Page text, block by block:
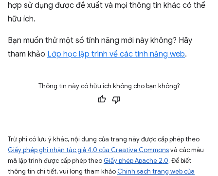
hợp sử dụng được đề xuất và mọi thông tin khác có thể
hữu ích.
Bạn muốn thử một số tính năng mới này không? Hãy
tham khảo Lớp học lập trình về các tính năng web.
Thông tin này có hữu ích không cho bạn không?
Trừ phi có lưu ý khác, nội dung của trang này được cấp phép theo
Giấy phép ghi nhận tác giả 4.0 của Creative Commonsvà các mẫu
mã lập trình được cấp phép theo Giấy phép Apache 2.0. Để biết
thông tin chi tiết, vui lòng tham khảo Chính sách trang web của